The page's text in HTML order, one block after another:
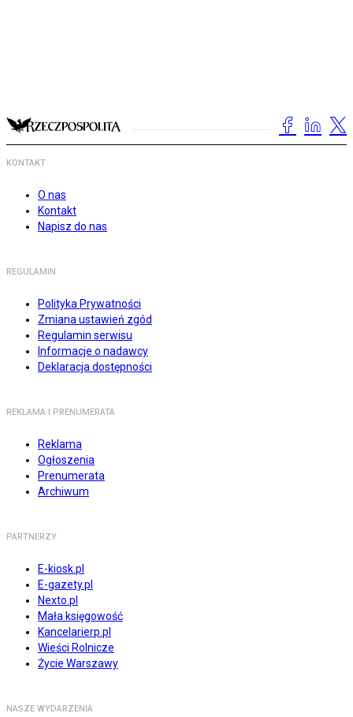
KONTAKT
O nas
Kontakt
Napisz do nas
REGULAMIN
Polityka Prywatności
Zmiana ustawień zgód
Regulamin serwisu
Informacje o nadawcy
Deklaracja dostępności
REKLAMA I PRENUMERATA
Reklama
Ogłoszenia
Prenumerata
Archiwum
PARTNERZY
E-kiosk.pl
E-gazety.pl
Nexto.pl
Mała księgowość
Kancelarierp.pl
Wieści Rolnicze
Życie Warszawy
NASZE WYDARZENIA